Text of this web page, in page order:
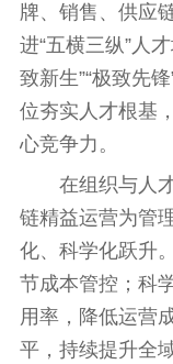
牌、销售、供应
进“五横三纵”人
致新生”“极致先
位夯实人才根基
心竞争力。
在组织与人
链精益运营为管
化、科学化跃升
节成本管控；科
用率，降低运营
平，持续提升全